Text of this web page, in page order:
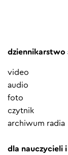
dziennikarstwo
video
audio
foto
czytnik
archiwum radia
dla nauczycieli